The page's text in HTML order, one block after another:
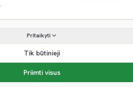
.
Pritaikyti
Tik būtinieji
Priimti visus